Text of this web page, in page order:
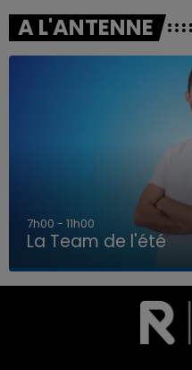
LA TEAM DE L'ÉTÉ
A L'ANTENNE
7h00 - 11h00
La Team de l'été